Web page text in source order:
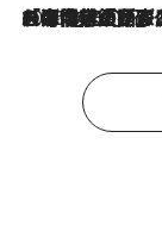
2026.8.3
「今後値上げがあるとすれば…」「リスクがあるのは今年の冬」エネルギー専門家が語る、ホルムズ海峡封鎖が家庭にもたらす“ある心配”